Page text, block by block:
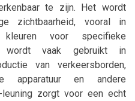
te zijn. Het wordt
zichtbaarheid, vooral in
voor specifieke
wordt vaak gebruikt in
van verkeersborden,
apparatuur en andere
leuning zorgt voor een echt